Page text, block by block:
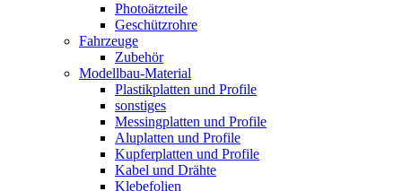
Photoätzteile
Geschützrohre
Fahrzeuge
Zubehör
Modellbau-Material
Plastikplatten und Profile
sonstiges
Messingplatten und Profile
Aluplatten und Profile
Kupferplatten und Profile
Kabel und Drähte
Klebefolien